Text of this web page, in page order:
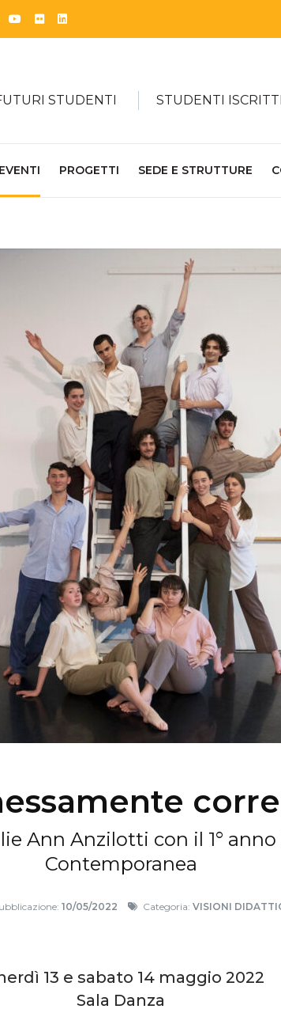
YouTube
FlickrLinkedin
STUDENTI STUDENTI ISCRITTI
PROGETTI SEDE E STRUTTURE
Ann Anzilotti con il 1° anno
Contemporanea
10/05/2022 Categoria:VISIONI
13 e sabato 14 maggio 2022
Sala Danza